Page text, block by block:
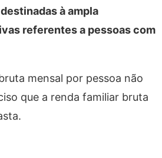
à ampla
referentes a pessoas com
mensal por pessoa não
que a renda familiar bruta